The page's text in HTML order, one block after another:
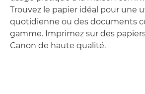
Trouvez le papier idéal pour une
quotidienne ou des documents
gamme. Imprimez sur des
Canon de haute qualité.